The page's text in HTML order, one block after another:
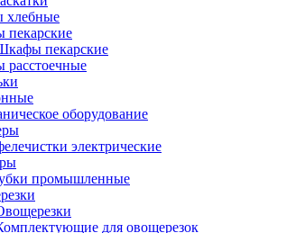
пекарские
оборудование
электрические
промышленные
для овощерезок